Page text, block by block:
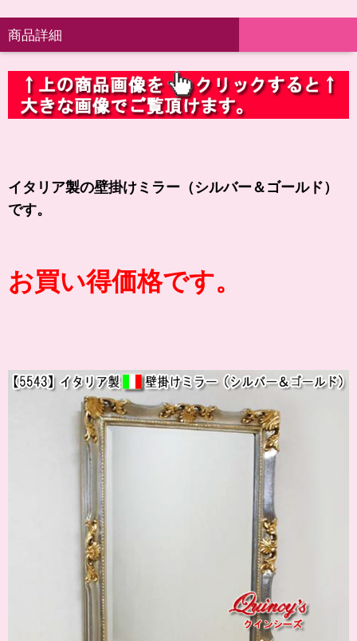
商品詳細
イタリア製の壁掛けミラー（シルバー＆ゴールド）
です。
お買い得価格です。